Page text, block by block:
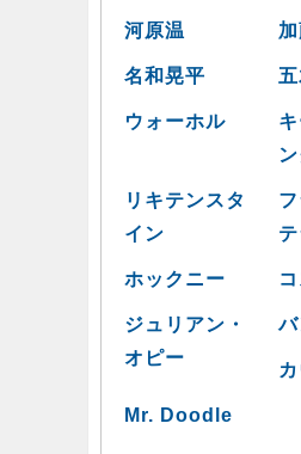
河原温
名和晃平
ウォーホル
リキテンスタ
イン
テ
ホックニー
ジュリアン・
オピー
Mr. Doodle